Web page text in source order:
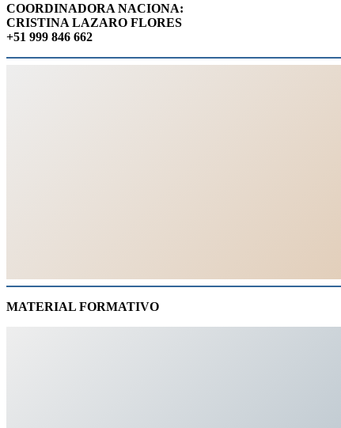
COORDINADORA NACIONA:
CRISTINA LAZARO FLORES
+51 999 846 662
MATERIAL FORMATIVO